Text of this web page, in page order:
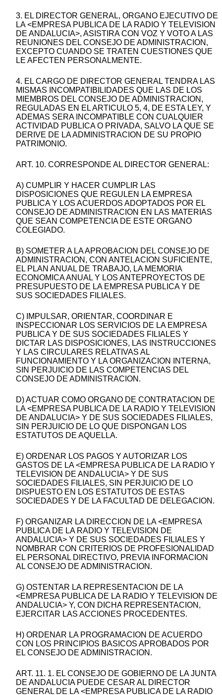
3. EL DIRECTOR GENERAL, ORGANO EJECUTIVO DE
LA <EMPRESA PUBLICA DE LA RADIO Y TELEVISION
DE ANDALUCIA>, ASISTIRA CON VOZ Y VOTO A LAS
REUNIONES DEL CONSEJO DE ADMINISTRACION,
EXCEPTO CUANDO SE TRATEN CUESTIONES QUE
LE AFECTEN PERSONALMENTE.
4. EL CARGO DE DIRECTOR GENERAL TENDRA LAS
MISMAS INCOMPATIBILIDADES QUE LAS DE LOS
MIEMBROS DEL CONSEJO DE ADMINISTRACION,
REGULADAS EN EL ARTICULO 5, 4, DE ESTA LEY, Y
ADEMAS SERA INCOMPATIBLE CON CUALQUIER
ACTIVIDAD PUBLICA O PRIVADA, SALVO LA QUE SE
DERIVE DE LA ADMINISTRACION DE SU PROPIO
PATRIMONIO.
ART. 10. CORRESPONDE AL DIRECTOR GENERAL:
A) CUMPLIR Y HACER CUMPLIR LAS
DISPOSICIONES QUE REGULEN LA EMPRESA
PUBLICA Y LOS ACUERDOS ADOPTADOS POR EL
CONSEJO DE ADMINISTRACION EN LAS MATERIAS
QUE SEAN COMPETENCIA DE ESTE ORGANO
COLEGIADO.
B) SOMETER A LA APROBACION DEL CONSEJO DE
ADMINISTRACION, CON ANTELACION SUFICIENTE,
EL PLAN ANUAL DE TRABAJO, LA MEMORIA
ECONOMICA ANUAL Y LOS ANTEPROYECTOS DE
PRESUPUESTO DE LA EMPRESA PUBLICA Y DE
SUS SOCIEDADES FILIALES.
C) IMPULSAR, ORIENTAR, COORDINAR E
INSPECCIONAR LOS SERVICIOS DE LA EMPRESA
PUBLICA Y DE SUS SOCIEDADES FILIALES Y
DICTAR LAS DISPOSICIONES, LAS INSTRUCCIONES
Y LAS CIRCULARES RELATIVAS AL
FUNCIONAMIENTO Y LA ORGANIZACION INTERNA,
SIN PERJUICIO DE LAS COMPETENCIAS DEL
CONSEJO DE ADMINISTRACION.
D) ACTUAR COMO ORGANO DE CONTRATACION DE
LA <EMPRESA PUBLICA DE LA RADIO Y TELEVISION
DE ANDALUCIA> Y DE SUS SOCIEDADES FILIALES,
SIN PERJUICIO DE LO QUE DISPONGAN LOS
ESTATUTOS DE AQUELLA.
E) ORDENAR LOS PAGOS Y AUTORIZAR LOS
GASTOS DE LA <EMPRESA PUBLICA DE LA RADIO Y
TELEVISION DE ANDALUCIA> Y DE SUS
SOCIEDADES FILIALES, SIN PERJUICIO DE LO
DISPUESTO EN LOS ESTATUTOS DE ESTAS
SOCIEDADES Y DE LA FACULTAD DE DELEGACION.
F) ORGANIZAR LA DIRECCION DE LA <EMPRESA
PUBLICA DE LA RADIO Y TELEVISION DE
ANDALUCIA> Y DE SUS SOCIEDADES FILIALES Y
NOMBRAR CON CRITERIOS DE PROFESIONALIDAD
EL PERSONAL DIRECTIVO, PREVIA INFORMACION
AL CONSEJO DE ADMINISTRACION.
G) OSTENTAR LA REPRESENTACION DE LA
<EMPRESA PUBLICA DE LA RADIO Y TELEVISION DE
ANDALUCIA> Y, CON DICHA REPRESENTACION,
EJERCITAR LAS ACCIONES PROCEDENTES.
H) ORDENAR LA PROGRAMACION DE ACUERDO
CON LOS PRINCIPIOS BASICOS APROBADOS POR
EL CONSEJO DE ADMINISTRACION.
ART. 11. 1. EL CONSEJO DE GOBIERNO DE LA JUNTA
DE ANDALUCIA PUEDE CESAR AL DIRECTOR
GENERAL DE LA <EMPRESA PUBLICA DE LA RADIO